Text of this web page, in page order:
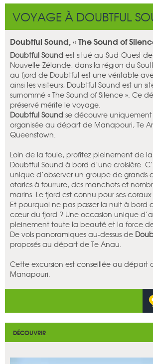
VOYAGE À DOUBTFUL
Doubtful Sound, « The Sound of
Doubtful Sound est situé au Sud-Ouest
Nouvelle-Zélande, dans la région du
au fjord de Doubtful est une véritable
ainsi les visiteurs, Doubtful Sound est un
surnommé « The Sound of Silence ». Ce
préservé mérite le voyage.
Doubtful Sound se découvre uniquement
organisée au départ de Manapouri, Te
Queenstown.
Loin de la foule, profitez pleinement de
Doubtful Sound à bord d’une croisière.
unique d’observer un groupe de grands
otaries à fourrure, des manchots et
marins. Le fjord est connu pour ses coraux
Et pourquoi ne pas passer la nuit à bord
cœur du fjord ? Une occasion unique
pleinement toute la beauté et la force
De vols panoramiques au-dessus de
proposés au départ de Te Anau.
Cette excursion est conseillée au départ
Manapouri.
DÉCOUVRIR